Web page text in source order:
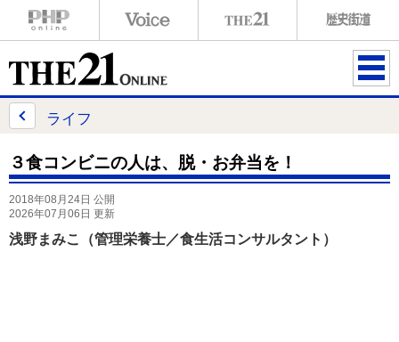
ME
ライフ
３食コンビニの人は、脱・お弁当を！
2018年08月24日 公開
2026年07月06日 更新
浅野まみこ（管理栄養士／食生活コンサルタント）